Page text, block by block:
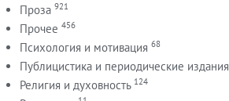
Проза 921
Прочее 456
Психология и мотивация 68
Публицистика и периодические издания
Религия и духовность 124